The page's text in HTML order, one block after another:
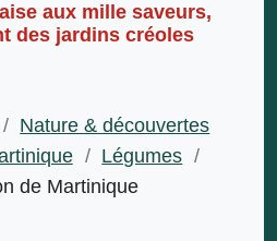
des jardins créoles
/ Nature & découvertes
/ Légumes /
de Martinique